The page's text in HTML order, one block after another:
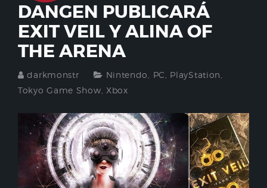
DANGEN PUBLICARÁ
EXIT VEIL Y ALINA OF
THE ARENA
darkmonstr Nintendo PC PlayStation
Tokyo Game Show Xbox